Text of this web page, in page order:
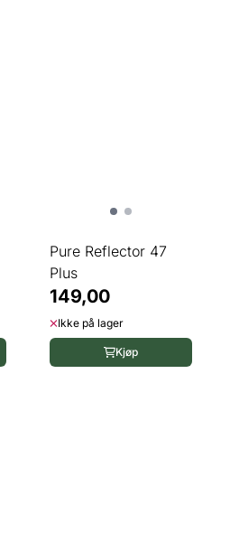
Pure Reflector 47
Plus
149,00
Ikke på lager
Kjøp